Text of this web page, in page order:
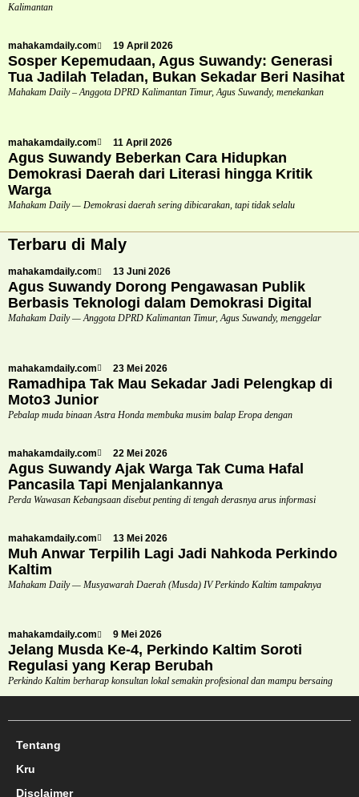
Kalimantan
mahakamdaily.com 19 April 2026
Sosper Kepemudaan, Agus Suwandy: Generasi
Tua Jadilah Teladan, Bukan Sekadar Beri Nasihat
Mahakam Daily – Anggota DPRD Kalimantan Timur, Agus Suwandy, menekankan
mahakamdaily.com 11 April 2026
Agus Suwandy Beberkan Cara Hidupkan
Demokrasi Daerah dari Literasi hingga Kritik
Warga
Mahakam Daily — Demokrasi daerah sering dibicarakan, tapi tidak selalu
Terbaru di Maly
mahakamdaily.com 13 Juni 2026
Agus Suwandy Dorong Pengawasan Publik
Berbasis Teknologi dalam Demokrasi Digital
Mahakam Daily — Anggota DPRD Kalimantan Timur, Agus Suwandy, menggelar
mahakamdaily.com 23 Mei 2026
Ramadhipa Tak Mau Sekadar Jadi Pelengkap di
Moto3 Junior
Pebalap muda binaan Astra Honda membuka musim balap Eropa dengan
mahakamdaily.com 22 Mei 2026
Agus Suwandy Ajak Warga Tak Cuma Hafal
Pancasila Tapi Menjalankannya
Perda Wawasan Kebangsaan disebut penting di tengah derasnya arus informasi
mahakamdaily.com 13 Mei 2026
Muh Anwar Terpilih Lagi Jadi Nahkoda Perkindo
Kaltim
Mahakam Daily — Musyawarah Daerah (Musda) IV Perkindo Kaltim tampaknya
mahakamdaily.com 9 Mei 2026
Jelang Musda Ke-4, Perkindo Kaltim Soroti
Regulasi yang Kerap Berubah
Perkindo Kaltim berharap konsultan lokal semakin profesional dan mampu bersaing
Tentang
Kru
Disclaimer